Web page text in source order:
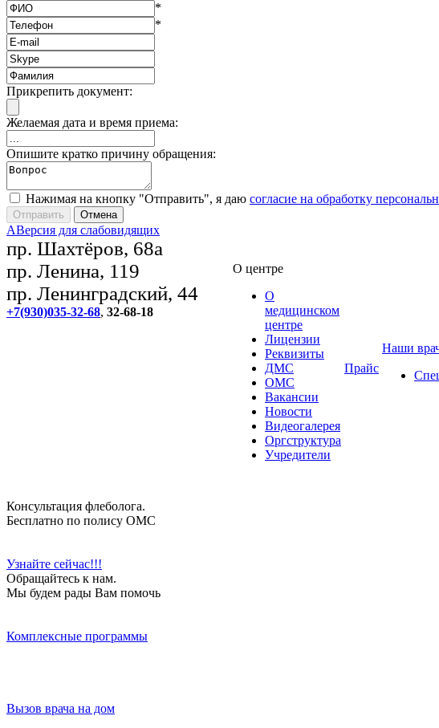
*
*
Прикрепить документ:
Желаемая дата и время приема:
Опишите кратко причину обращения:
Нажимая на кнопку "Отправить", я даю согласие на обработку
AВерсия для слабовидящих
пр. Шахтёров, 68а
пр. Ленина, 119
пр. Ленинградский, 44
+7(930)035-32-68, 32-68-18
О центре
О
медицинском
центре
Лицензии
Реквизиты
ДМС
ОМС
Вакансии
Новости
Видеогалерея
Оргструктура
Учредители
Прайс
Наши
Консультация флеболога.
Бесплатно по полису ОМС
Узнайте сейчас!!!
Обращайтесь к нам.
Мы будем рады Вам помочь
Комплексные программы
Вызов врача на дом